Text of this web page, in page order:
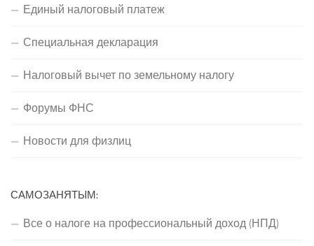
Единый налоговый платеж
Специальная декларация
Налоговый вычет по земельному налогу
Форумы ФНС
Новости для физлиц
САМОЗАНЯТЫМ:
Все о налоге на профессиональный доход (НПД)